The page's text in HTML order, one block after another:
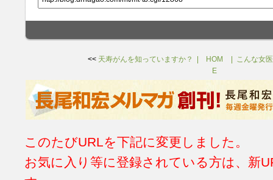
<< 天寿がんを知っていますか？
HOM
E
こんな女
このたびURLを下記に変更しました。
お気に入り等に登録されている方は、新